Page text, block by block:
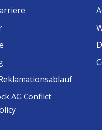
AG Conflict